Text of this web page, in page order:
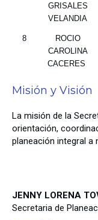
GRISALES
VELANDIA
8
ROCIO
CAROLINA
CACERES
Misión y Visión
La misión de la
orientación,
planeación integral a
JENNY LORENA
Secretaria de